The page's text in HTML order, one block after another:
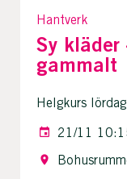
Hantverk
Sy
gammalt
Helgkurs
21/11